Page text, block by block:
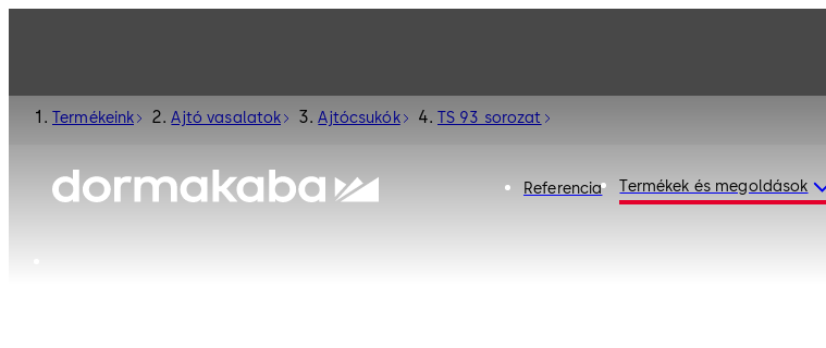
Referencia Termékek és megoldások
Termékeink Ajtó vasalatok Ajtócsukók TS 93 sorozat